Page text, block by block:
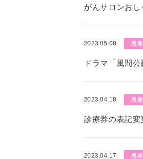
がんサロンお
2023.05.08 患
ドラマ「風間
2023.04.18 患
診療券の表記変
2023.04.17 患